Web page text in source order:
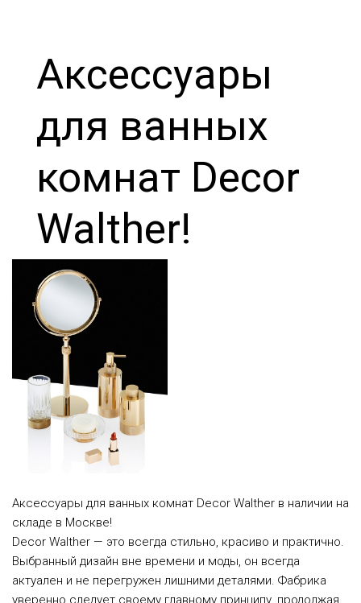
Аксессуары
для ванных
комнат Decor
Walther!
Аксессуары для ванных комнат Decor Walther в наличии на
складе в Москве!
Decor Walther — это всегда стильно, красиво и практично.
Выбранный дизайн вне времени и моды, он всегда
актуален и не перегружен лишними деталями. Фабрика
уверенно следует своему главному принципу, продолжая